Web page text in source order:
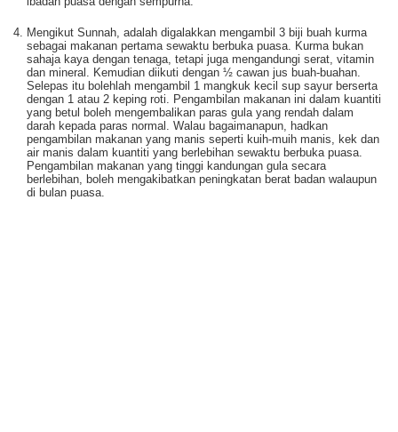
Mengikut Sunnah, adalah digalakkan mengambil 3 biji buah kurma
sebagai makanan pertama sewaktu berbuka puasa. Kurma bukan
sahaja kaya dengan tenaga, tetapi juga mengandungi serat, vitamin
dan mineral. Kemudian diikuti dengan ½ cawan jus buah-buahan.
Selepas itu bolehlah mengambil 1 mangkuk kecil sup sayur berserta
dengan 1 atau 2 keping roti. Pengambilan makanan ini dalam kuantiti
yang betul boleh mengembalikan paras gula yang rendah dalam
darah kepada paras normal. Walau bagaimanapun, hadkan
pengambilan makanan yang manis seperti kuih-muih manis, kek dan
air manis dalam kuantiti yang berlebihan sewaktu berbuka puasa.
Pengambilan makanan yang tinggi kandungan gula secara
berlebihan, boleh mengakibatkan peningkatan berat badan walaupun
di bulan puasa.